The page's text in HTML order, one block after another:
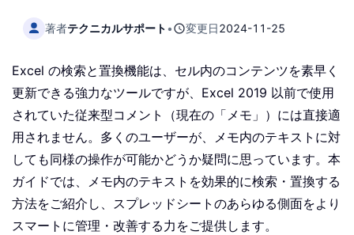
著者テクニカルサポート• 変更日2024-11-25
Excel の検索と置換機能は、セル内のコンテンツを素早く
更新できる強力なツールですが、Excel 2019 以前で使用
されていた従来型コメント（現在の「メモ」）には直接適
用されません。多くのユーザーが、メモ内のテキストに対
しても同様の操作が可能かどうか疑問に思っています。本
ガイドでは、メモ内のテキストを効果的に検索・置換する
方法をご紹介し、スプレッドシートのあらゆる側面をより
スマートに管理・改善する力をご提供します。